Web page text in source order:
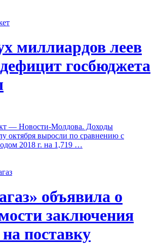
миллиардов леев
госбюджета
— Новости-Молдова. Доходы
октября выросли по сравнению с
2018 г. на 1,719 …
объявила о
заключения
поставку